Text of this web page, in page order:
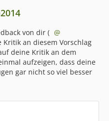
oder sonstige
und Exlll können unsere
neu aufsetzen. Mit den
auf bessere
meisten Fällen
Leistung zu erhalten.
das wahre sind. Wer
von dir (
Kritik an diesem Vorschlag
deine Kritik an dem
aufzeigen, dass deine
gar nicht so viel besser